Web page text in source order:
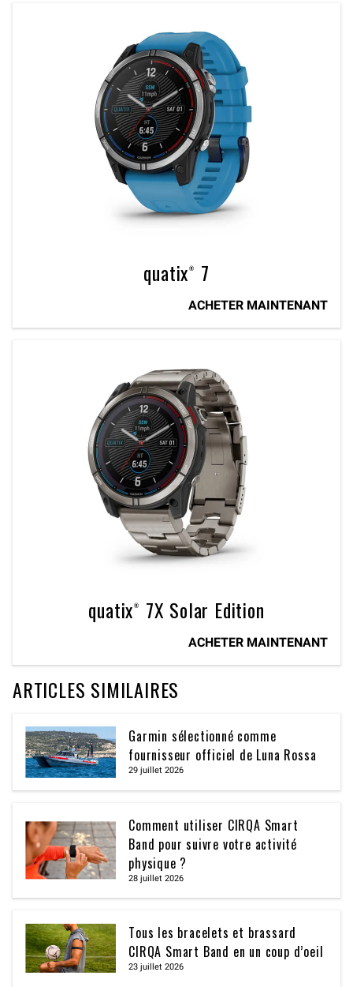
quatix® 7
ACHETER MAINTENANT
quatix® 7X Solar Edition
ACHETER MAINTENANT
ARTICLES SIMILAIRES
Garmin sélectionné comme
fournisseur officiel de Luna Rossa
29 juillet 2026
Comment utiliser CIRQA Smart
Band pour suivre votre activité
physique ?
28 juillet 2026
Tous les bracelets et brassard
CIRQA Smart Band en un coup d’oeil
23 juillet 2026